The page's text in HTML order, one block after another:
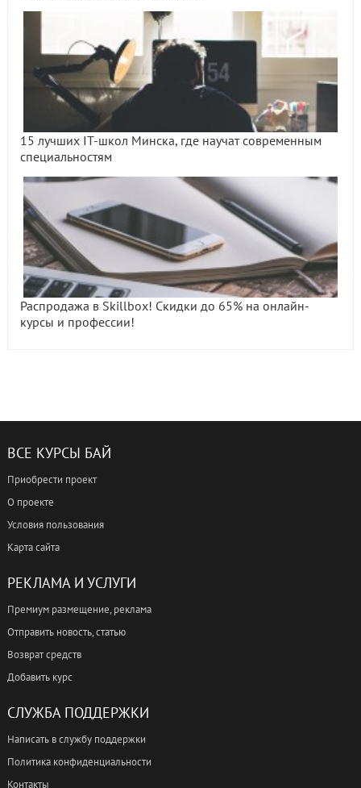
15 лучших IT-школ Минска, где научат современным
специальностям
Распродажа в Skillbox! Скидки до 65% на онлайн-
курсы и профессии!
ВСЕ КУРСЫ БАЙ
Приобрести проект
О проекте
Условия пользования
Карта сайта
РЕКЛАМА И УСЛУГИ
Премиум размещение, реклама
Отправить новость, статью
Возврат средств
Добавить курс
СЛУЖБА ПОДДЕРЖКИ
Написать в службу поддержки
Политика конфиденциальности
Контакты